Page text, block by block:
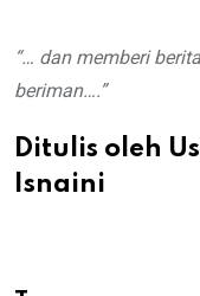
“… dan memberi
beriman….”
Ditulis oleh
Isnaini